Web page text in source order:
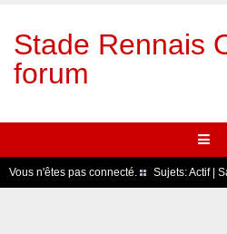
Stade Rennais
forum
Vous n'êtes pas connecté. Sujets:Actif|